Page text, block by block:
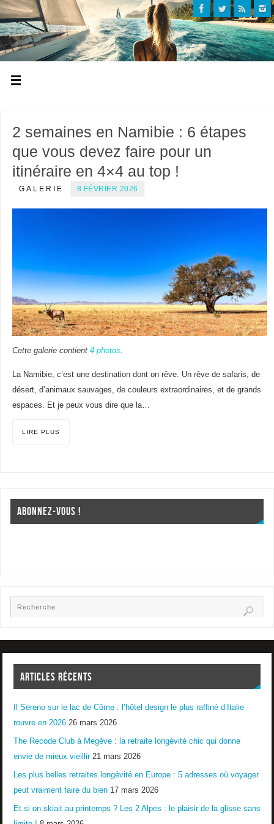
2 semaines en Namibie : 6 étapes
que vous devez faire pour un
itinéraire en 4×4 au top !
GALERIE 8 FÉVRIER 2026
Cette galerie contient 4 photos.
La Namibie, c’est une destination dont on rêve. Un rêve de safaris, de
désert, d’animaux sauvages, de couleurs extraordinaires, et de grands
espaces. Et je peux vous dire que la…
LIRE PLUS
ABONNEZ-VOUS !
ARTICLES RÉCENTS
Il Sereno sur le lac de Côme : l’hôtel design le plus raffiné d’Italie
rouvre en 2026 26 mars 2026
The Recode Club à Megève : la retraite longévité chic qui donne
envie de mieux vieillir 21 mars 2026
Les plus belles retraites longévité en Europe : 5 adresses où voyager
peut vraiment faire du bien 17 mars 2026
Et si on skiait au printemps ? Les 2 Alpes : le plaisir de la glisse sans